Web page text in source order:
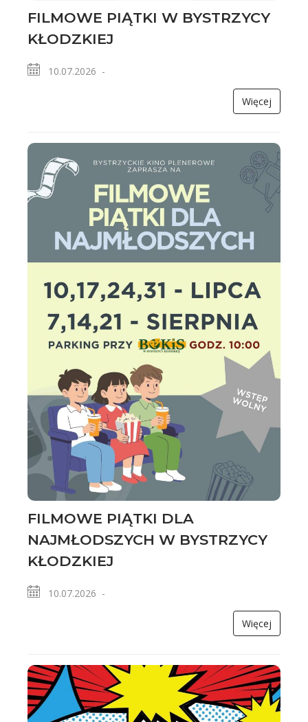
FILMOWE PIĄTKI W BYSTRZYCY
KŁODZKIEJ
10.07.2026 -
Więcej
FILMOWE PIĄTKI DLA
NAJMŁODSZYCH W BYSTRZYCY
KŁODZKIEJ
10.07.2026 -
Więcej